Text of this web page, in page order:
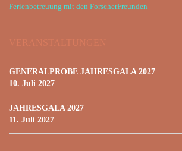
Ferienbetreuung mit den ForscherFreunden
VERANSTALTUNGEN
GENERALPROBE JAHRESGALA 2027
10. Juli 2027
JAHRESGALA 2027
11. Juli 2027